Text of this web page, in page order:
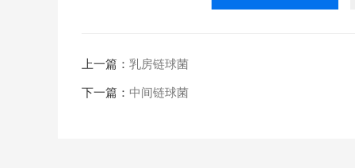
上一篇： 乳房链球菌
下一篇： 中间链球菌